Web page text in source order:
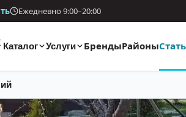
Ежедневно 9:00–20:00
Каталог Услуги БрендыРайоны